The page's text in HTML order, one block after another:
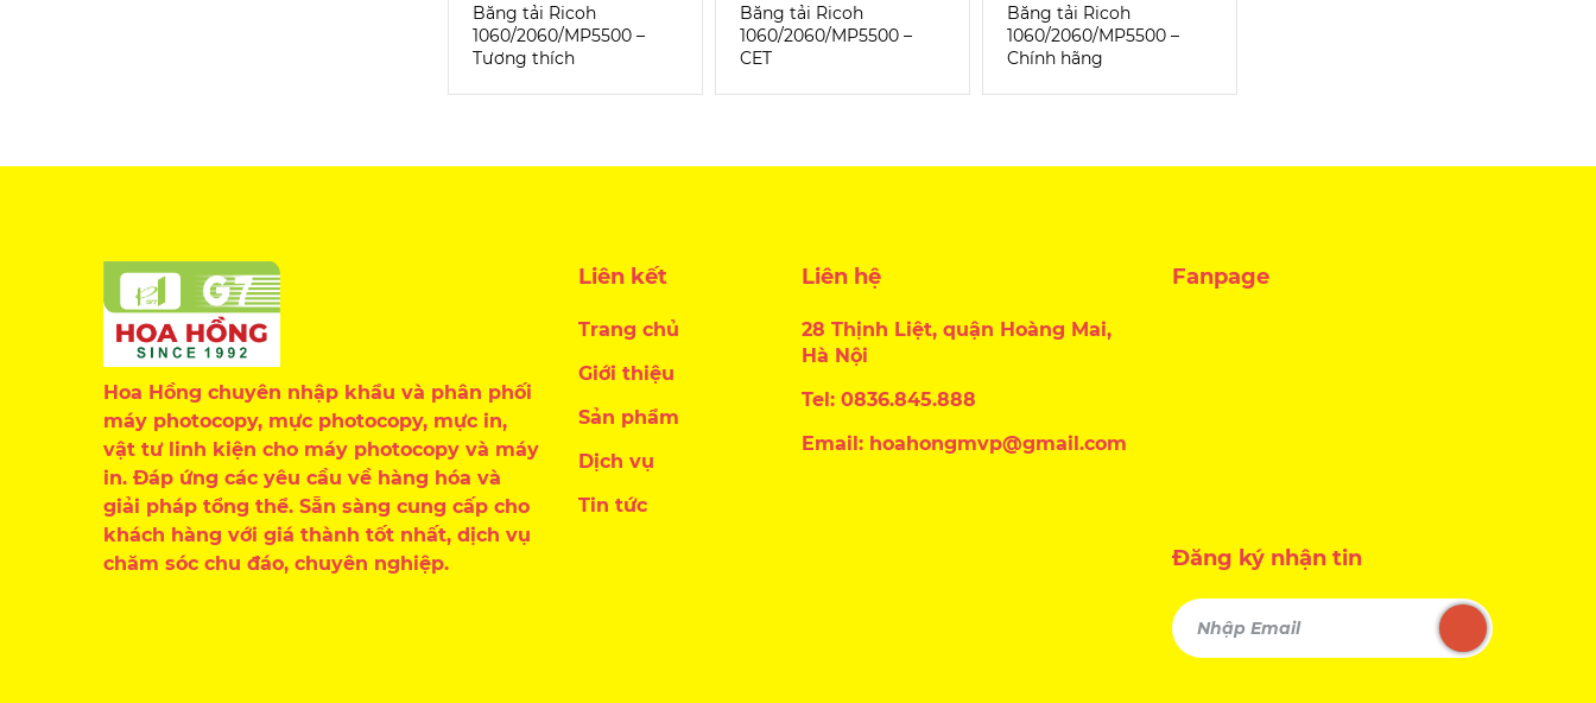
Băng tải Ricoh
1060/2060/MP5500 –
Tương thích
Băng tải Ricoh
1060/2060/MP5500 –
CET
Băng tải Ricoh
1060/2060/MP5500 –
Chính hãng
Hoa Hồng chuyên nhập khẩu và phân phối
máy photocopy, mực photocopy, mực in,
vật tư linh kiện cho máy photocopy và máy
in. Đáp ứng các yêu cầu về hàng hóa và
giải pháp tổng thể. Sẵn sàng cung cấp cho
khách hàng với giá thành tốt nhất, dịch vụ
chăm sóc chu đáo, chuyên nghiệp.
Liên kết
Trang chủ
Giới thiệu
Sản phẩm
Dịch vụ
Tin tức
Liên hệ
28 Thịnh Liệt, quận Hoàng Mai,
Hà Nội
Tel: 0836.845.888
Email: hoahongmvp@gmail.com
Fanpage
Đăng ký nhận tin